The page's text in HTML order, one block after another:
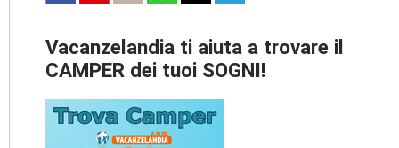
Vacanzelandia ti aiuta a trovare il
CAMPER dei tuoi SOGNI!